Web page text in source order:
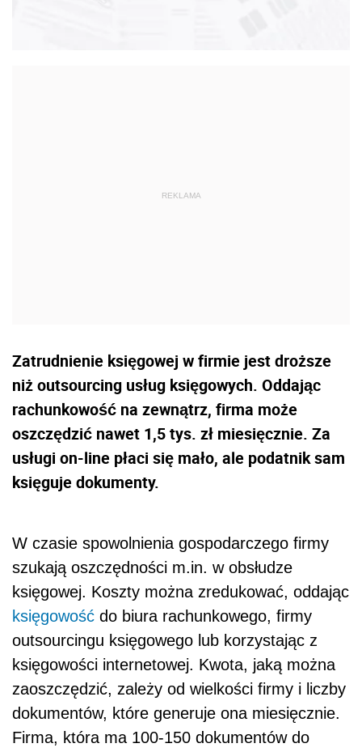
Zatrudnienie księgowej w firmie jest droższe
niż outsourcing usług księgowych. Oddając
rachunkowość na zewnątrz, firma może
oszczędzić nawet 1,5 tys. zł miesięcznie. Za
usługi on-line płaci się mało, ale podatnik sam
księguje dokumenty.
W czasie spowolnienia gospodarczego firmy
szukają oszczędności m.in. w obsłudze
księgowej. Koszty można zredukować, oddając
księgowość do biura rachunkowego, firmy
outsourcingu księgowego lub korzystając z
księgowości internetowej. Kwota, jaką można
zaoszczędzić, zależy od wielkości firmy i liczby
dokumentów, które generuje ona miesięcznie.
Firma, która ma 100-150 dokumentów do